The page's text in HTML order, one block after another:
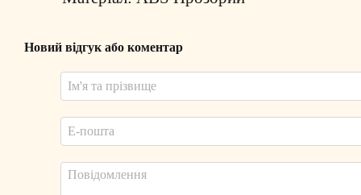
Новий відгук або коментар